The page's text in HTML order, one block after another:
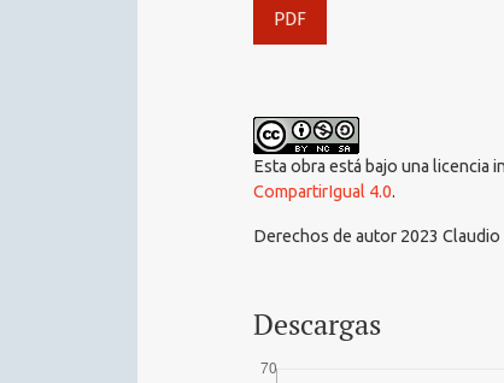
PDF
Esta obra está bajo una licencia
CompartirIgual 4.0.
Derechos de autor 2023
Descargas